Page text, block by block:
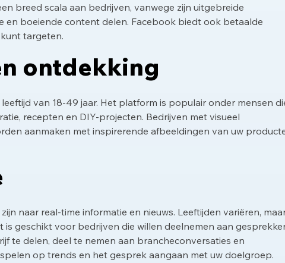
breed scala aan bedrijven, vanwege zijn uitgebreide
boeiende content delen. Facebook biedt ook betaalde
targeten.
ontdekking
van 18-49 jaar. Het platform is populair onder mensen
recepten en DIY-projecten. Bedrijven met visueel
aanmaken met inspirerende afbeeldingen van uw
naar real-time informatie en nieuws. Leeftijden variëren,
geschikt voor bedrijven die willen deelnemen aan
te delen, deel te nemen aan brancheconversaties en
op trends en het gesprek aangaan met uw doelgroep.